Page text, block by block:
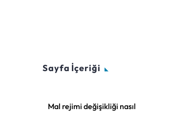
Sayfa İçeriği
Mal rejimi değişikliği nasıl